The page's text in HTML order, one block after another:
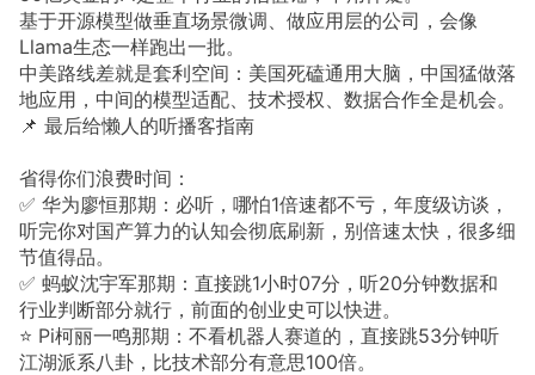
基于开源模型做垂直场景微调、做应用层的公司，会像
Llama生态一样跑出一批。
中美路线差就是套利空间：美国死磕通用大脑，中国猛做落
地应用，中间的模型适配、技术授权、数据合作全是机会。
📌 最后给懒人的听播客指南
省得你们浪费时间：
✅ 华为廖恒那期：必听，哪怕1倍速都不亏，年度级访谈，
听完你对国产算力的认知会彻底刷新，别倍速太快，很多细
节值得品。
✅ 蚂蚁沈宇军那期：直接跳1小时07分，听20分钟数据和
行业判断部分就行，前面的创业史可以快进。
⭐ Pi柯丽一鸣那期：不看机器人赛道的，直接跳53分钟听
江湖派系八卦，比技术部分有意思100倍。